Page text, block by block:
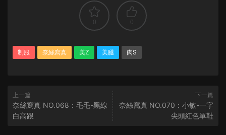
0 0
制服 奈絲寫真 美Z 美腿 肉S
上一篇
奈絲寫真 NO.068：毛毛-黑線
白高跟
下一篇
奈絲寫真 NO.070：小敏-一字
尖頭紅色單鞋